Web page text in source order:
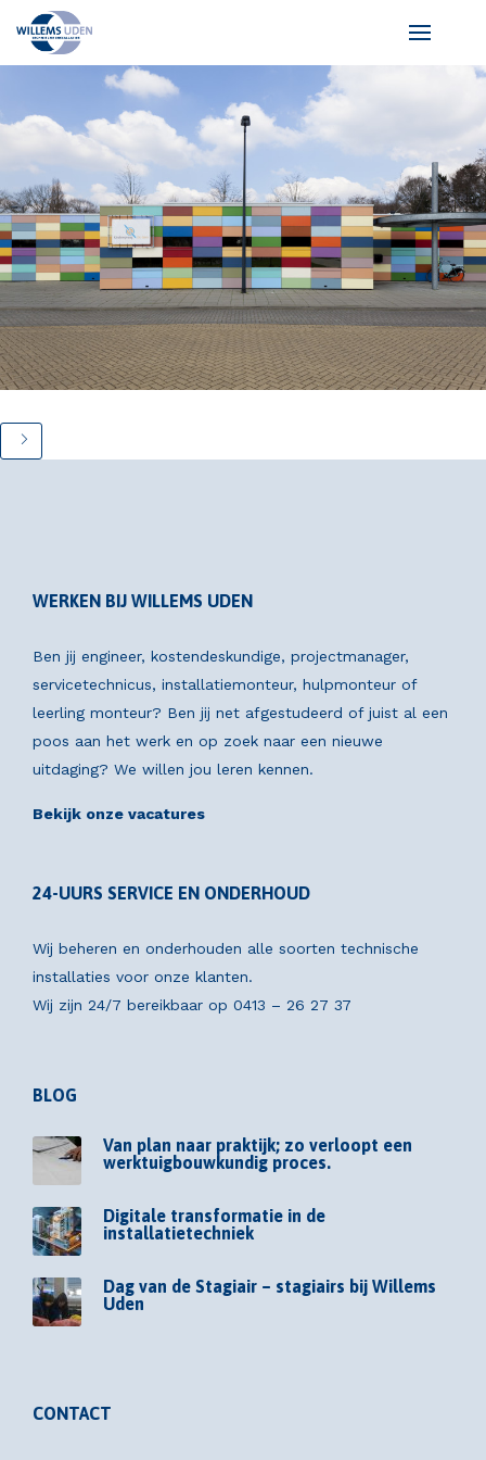
WERKEN BIJ WILLEMS UDEN
Ben jij engineer, kostendeskundige, projectmanager,
servicetechnicus, installatiemonteur, hulpmonteur of
leerling monteur? Ben jij net afgestudeerd of juist al een
poos aan het werk en op zoek naar een nieuwe
uitdaging? We willen jou leren kennen.
Bekijk onze vacatures
24-UURS SERVICE EN ONDERHOUD
Wij beheren en onderhouden alle soorten technische
installaties voor onze klanten.
Wij zijn 24/7 bereikbaar op 0413 – 26 27 37
BLOG
Van plan naar praktijk; zo verloopt een
werktuigbouwkundig proces.
Digitale transformatie in de
installatietechniek
Dag van de Stagiair – stagiairs bij Willems
Uden
CONTACT